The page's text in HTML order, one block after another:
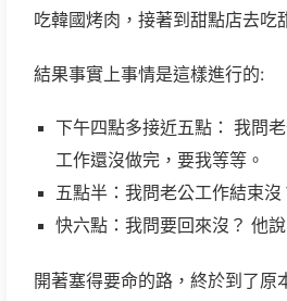
吃韓國烤肉，接著到甜點店去
結果事實上事情是這樣進行的:
下午四點多接近五點： 我問
工作還沒做完，要我等等。
五點半：我問老公工作結束
快六點：我問要回來沒？ 他
開著塞得要命的路，終於到了原